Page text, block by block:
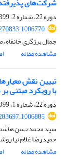
شرکت‌های
دوره 22، شماره 2، 1399، صفحه
جمال برزگری
مشاهده مقاله
تبیین نقش
با رویکرد مبتنی
دوره 22، شماره 1، 1399، صفحه
حمیدرضا غلام نیا
مشاهده مقاله